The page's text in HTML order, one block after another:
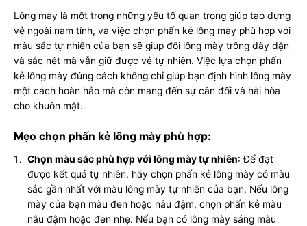
Lông mày là một trong những yếu tố quan trọng giúp tạo dựng
vẻ ngoài nam tính, và việc chọn phấn kẻ lông mày phù hợp với
màu sắc tự nhiên của bạn sẽ giúp đôi lông mày trông dày dặn
và sắc nét mà vẫn giữ được vẻ tự nhiên. Việc lựa chọn phấn
kẻ lông mày đúng cách không chỉ giúp bạn định hình lông mày
một cách hoàn hảo mà còn mang đến sự cân đối và hài hòa
cho khuôn mặt.
Mẹo chọn phấn kẻ lông mày phù hợp:
Chọn màu sắc phù hợp với lông mày tự nhiên: Để đạt
được kết quả tự nhiên, hãy chọn phấn kẻ lông mày có màu
sắc gần nhất với màu lông mày tự nhiên của bạn. Nếu lông
mày của bạn màu đen hoặc nâu đậm, chọn phấn kẻ màu
nâu đậm hoặc đen nhẹ. Nếu bạn có lông mày sáng màu